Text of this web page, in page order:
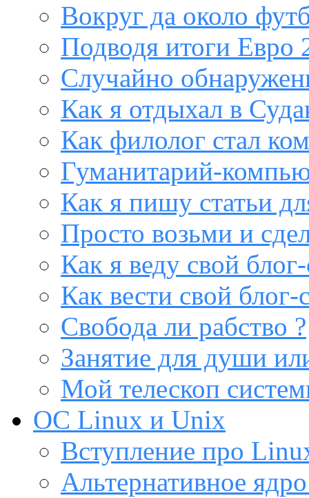
Вокруг да около
Подводя итоги Евро
Случайно
Как я отдыхал в
Как филолог стал
Гуманитарий-
Как я пишу статьи
Просто возьми и
Как я веду свой
Как вести свой
Свобода ли рабство ?
Занятие для души
Мой телескоп
ОС Linux и Unix
Вступление про
Альтернативное